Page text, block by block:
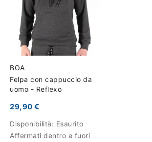
BOA
Felpa con cappuccio da
uomo - Reflexo
29,90 €
Disponibilità: Esaurito
Affermati dentro e fuori